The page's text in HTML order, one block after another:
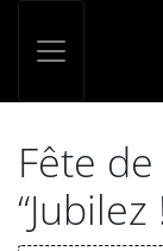
Fête
Panneau de